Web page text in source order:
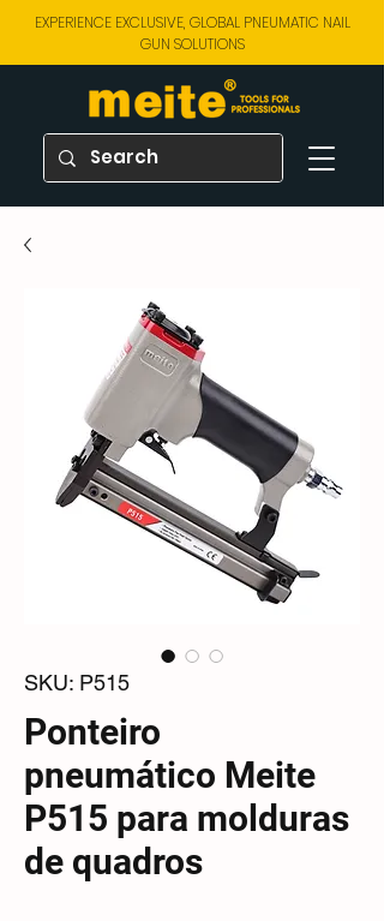
EXPERIENCE EXCLUSIVE, GLOBAL PNEUMATIC NAIL
GUN SOLUTIONS
SKU: P515
Ponteiro
pneumático Meite
P515 para molduras
de quadros